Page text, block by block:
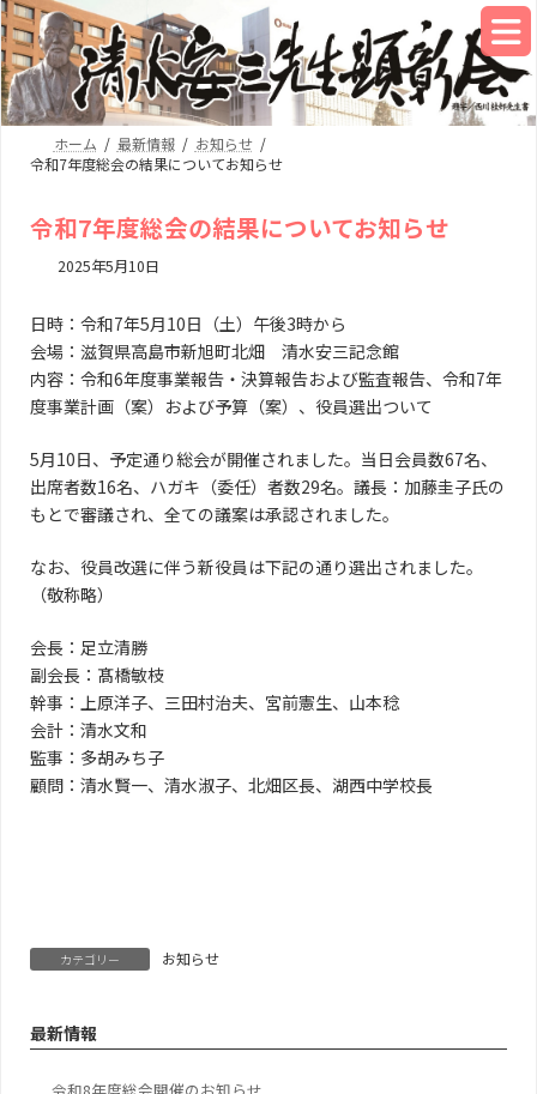
コ
ン
テ
ン
ツ
へ
ナ
ビ
ゲ
ー
シ
ョ
ホーム 最新情報
お知らせ
令和7年度総会の結果についてお知らせ
令和7年度総会の結果についてお知らせ
2025年5月10日
日時：令和7年5月10日（土）午後3時から
会場：滋賀県高島市新旭町北畑 清水安三記念館
内容：令和6年度事業報告・決算報告および監査報告、令和7年
度事業計画（案）および予算（案）、役員選出ついて
5月10日、予定通り総会が開催されました。当日会員数67名、
出席者数16名、ハガキ（委任）者数29名。議長：加藤圭子氏の
もとで審議され、全ての議案は承認されました。
なお、役員改選に伴う新役員は下記の通り選出されました。
（敬称略）
会長：足立清勝
副会長：髙橋敏枝
幹事：上原洋子、三田村治夫、宮前憲生、山本稔
会計：清水文和
監事：多胡みち子
顧問：清水賢一、清水淑子、北畑区長、湖西中学校長
カテゴリー お知らせ
最新情報
令和8年度総会開催のお知らせ
MENU